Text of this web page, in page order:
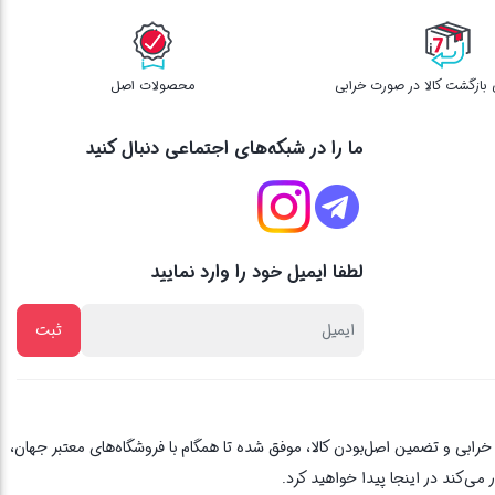
محصولات اصل
ما را در شبکه‌های اجتماعی دنبال کنید
لطفا ایمیل خود را وارد نمایید
یک دهه تجربه، با پایبندی به اصل مشتری مداری ، 3 روز ضمانت بازگشت کالا در صورت خرابی و تضمین اصل‌بودن کالا، موفق شده تا همگام با فروشگاه‌های معتبر جهان،
در اینجا پیدا خواهید کرد.